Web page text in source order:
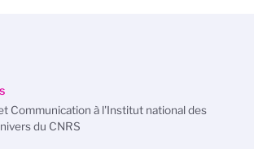
Communication à l'Institut national des
du CNRS